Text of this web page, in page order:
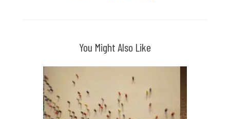
You Might Also Like